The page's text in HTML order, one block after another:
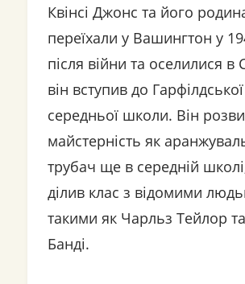
Квінсі Джонс та його
переїхали у Вашингтон у
після війни та оселилися в
він вступив до Гарфілдської
середньої школи. Він
майстерність як
трубач ще в середній школі,
ділив клас з відомими
такими як Чарльз Тейлор
Банді.